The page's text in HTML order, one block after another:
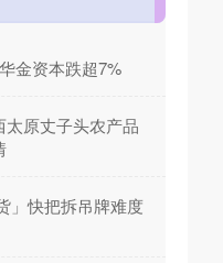
金资本跌超7%
太原丈子头农产品
」快把拆吊牌难度